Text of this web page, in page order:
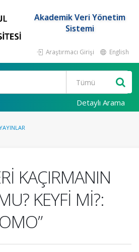
Akademik Veri Yönetim
Sistemi
Araştırmacı Girişi English
Detaylı Arama
KAÇIRMANIN
KEYFİ Mİ?: